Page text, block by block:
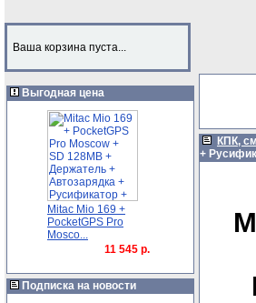
Ваша корзина пуста...
Выгодная цена
Mitac Mio 169 +
PocketGPS Pro
Mosco...
11 545 р.
Подписка на новости
КПК,
+